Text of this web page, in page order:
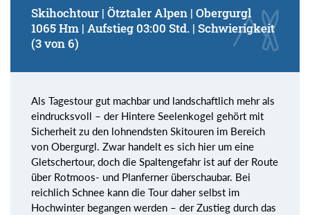
Skihochtour | Ötztaler Alpen | Obergurgl
1065 Hm | Aufstieg 03:00 Std. | Schwierigkeit
(3 von 6)
Als Tagestour gut machbar und landschaftlich mehr als
eindrucksvoll – der Hintere Seelenkogel gehört mit
Sicherheit zu den lohnendsten Skitouren im Bereich
von Obergurgl. Zwar handelt es sich hier um eine
Gletschertour, doch die Spaltengefahr ist auf der Route
über Rotmoos- und Planferner überschaubar. Bei
reichlich Schnee kann die Tour daher selbst im
Hochwinter begangen werden – der Zustieg durch das